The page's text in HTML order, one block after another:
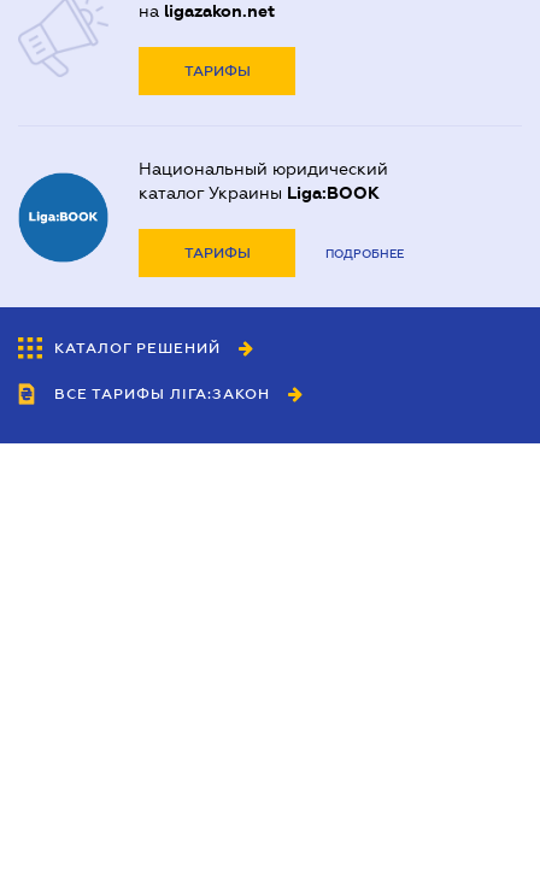
на ligazakon.net
ТАРИФЫ
Национальный юридический
каталог Украины Liga:BOOK
ТАРИФЫ ПОДРОБНЕЕ
КАТАЛОГ РЕШЕНИЙ
ВСЕ ТАРИФЫ ЛІГА:ЗАКОН